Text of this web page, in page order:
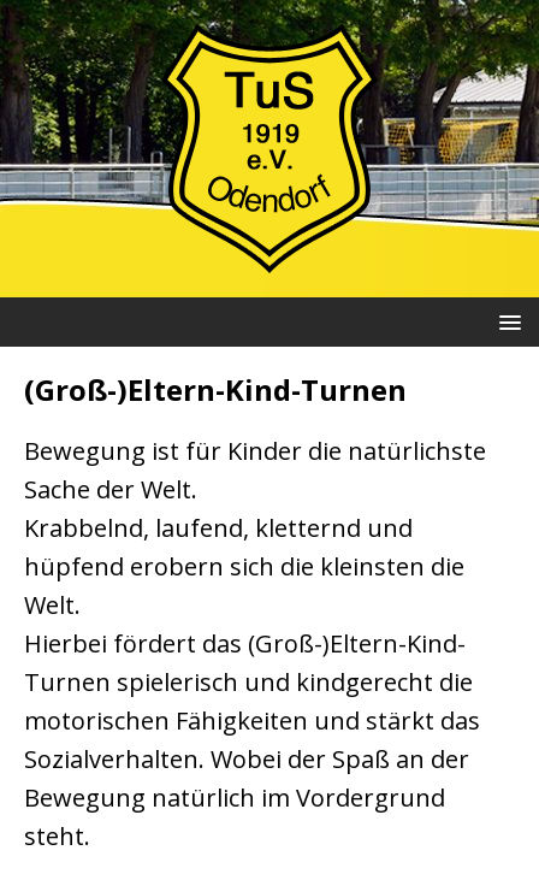
(Groß-)Eltern-Kind-Turnen
Bewegung ist für Kinder die natürlichste
Sache der Welt.
Krabbelnd, laufend, kletternd und
hüpfend erobern sich die kleinsten die
Welt.
Hierbei fördert das (Groß-)Eltern-Kind-
Turnen spielerisch und kindgerecht die
motorischen Fähigkeiten und stärkt das
Sozialverhalten. Wobei der Spaß an der
Bewegung natürlich im Vordergrund
steht.